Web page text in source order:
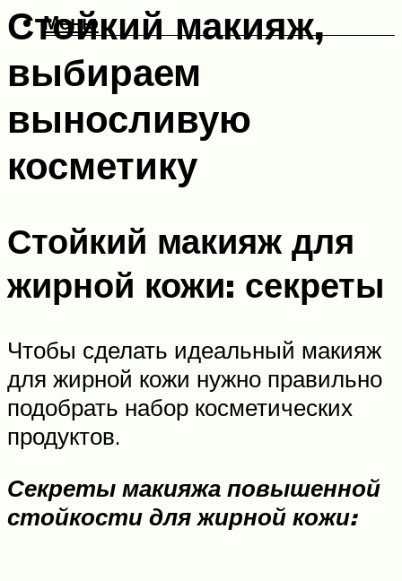
Меню
Стойкий макияж,
выбираем
выносливую
косметику
Стойкий макияж для
жирной кожи: секреты
Чтобы сделать идеальный макияж
для жирной кожи нужно правильно
подобрать набор косметических
продуктов.
Секреты макияжа повышенной
стойкости для жирной кожи: